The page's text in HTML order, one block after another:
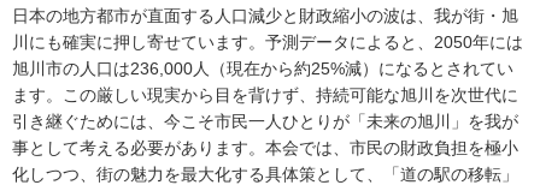
日本の地方都市が直面する人口減少と財政縮小の波は、我が街・旭
川にも確実に押し寄せています。予測データによると、2050年には
旭川市の人口は236,000人（現在から約25%減）になるとされてい
ます。この厳しい現実から目を背けず、持続可能な旭川を次世代に
引き継ぐためには、今こそ市民一人ひとりが「未来の旭川」を我が
事として考える必要があります。本会では、市民の財政負担を極小
化しつつ、街の魅力を最大化する具体策として、「道の駅の移転」